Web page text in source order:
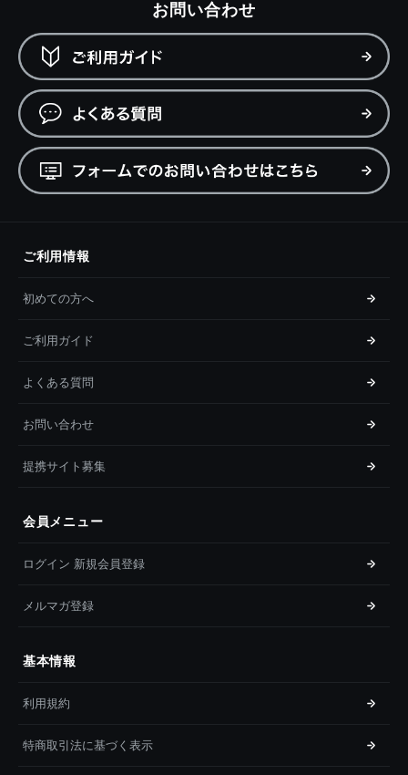
お問い合わせ
ご利用情報
初めての方へ
ご利用ガイド
よくある質問
お問い合わせ
提携サイト募集
会員メニュー
ログイン 新規会員登録
メルマガ登録
基本情報
利用規約
特商取引法に基づく表示